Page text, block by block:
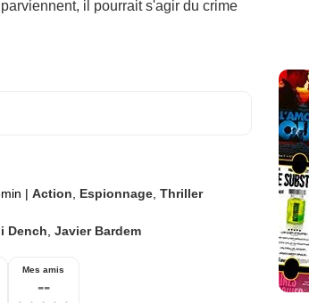
il pourrait s'agir du crime
| Action Espionnage, Thriller
Dench Javier Bardem
Mes amis
--